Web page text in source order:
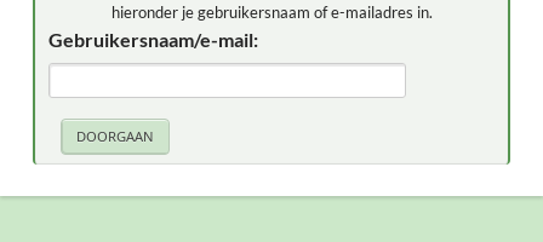
hieronder je gebruikersnaam of e-mailadres in.
Gebruikersnaam/e-mail: